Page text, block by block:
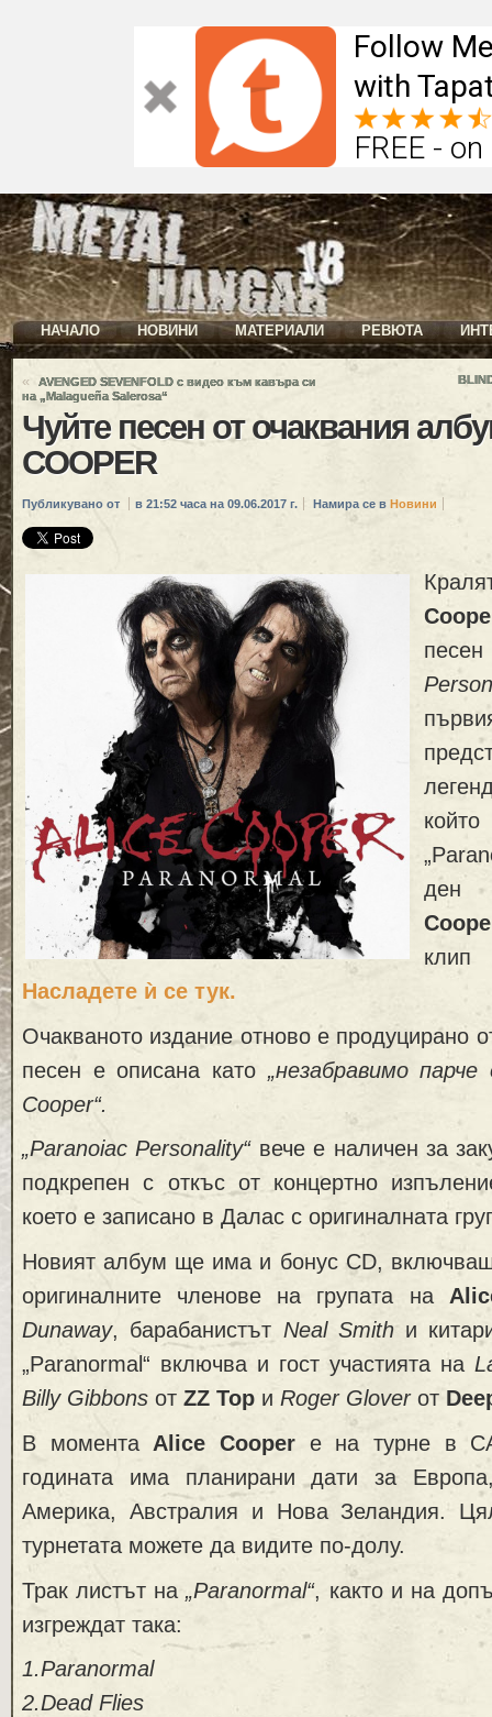
Follow
with
FREE -
НАЧАЛО НОВИНИ МАТЕРИАЛИ РЕВЮТА
«
AVENGED SEVENFOLD с видео към кавъра си
на „Malagueña Salerosa“
Чуйте песен от очаквания
COOPER
Публикувано от в 21:52 часа на 09.06.2017 г. Намира се в Новини
песен
ден
Насладете ѝ се тук.
Очакваното издание отново е продуцирано
песен е описана като„незабравимо парче
Cooper“.
„Paranoiac Personality“вече е наличен за
подкрепен с откъс от концертно
което е записано в Далас с оригиналната
Новият албум ще има и бонус CD,
оригиналните членове на групата на
Dunaway, барабанистът Neal Smithи
„Paranormal“ включва и гост участията на
Billy Gibbons от ZZ Top и Roger Gloverот
В момента Alice Cooper е на турне в
годината има планирани дати за
Америка, Австралия и Нова Зеландия.
турнетата можете да видите по-долу.
Трак листът на„Paranormal“, както и на
изгреждат така:
1.Paranormal
2.Dead Flies